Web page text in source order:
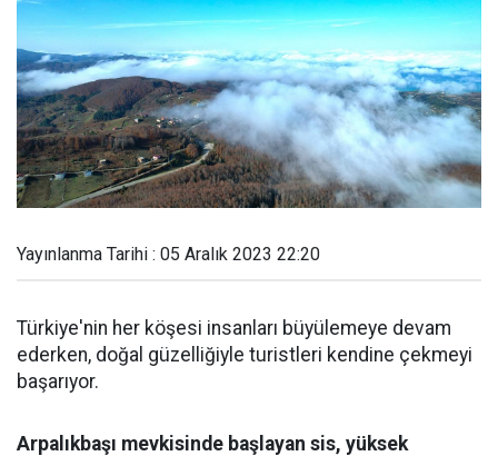
Yayınlanma Tarihi : 05 Aralık 2023 22:20
Türkiye'nin her köşesi insanları büyülemeye devam
ederken, doğal güzelliğiyle turistleri kendine çekmeyi
başarıyor.
Arpalıkbaşı mevkisinde başlayan sis, yüksek